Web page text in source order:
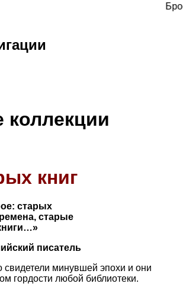
книг
старых
старые
писатель
свидетели минувшей эпохи и они
гордости любой библиотеки.